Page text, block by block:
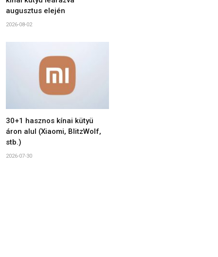
augusztus elején
2026-08-02
30+1 hasznos kínai kütyü
áron alul (Xiaomi, BlitzWolf,
stb.)
2026-07-30